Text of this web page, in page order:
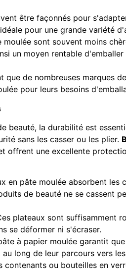
être façonnés pour
pour une grande variété
moulée sont souvent moins
un moyen rentable
que de nombreuses marques
pour leurs besoins
beauté, la durabilité est
sans les casser ou les plier.
offrent une excellente
en pâte moulée absorbent les
de beauté ne se cassent
plateaux sont suffisamment
se déformer ni s'écraser.
à papier moulée garantit
long de leur parcours vers
ou bouteilles en